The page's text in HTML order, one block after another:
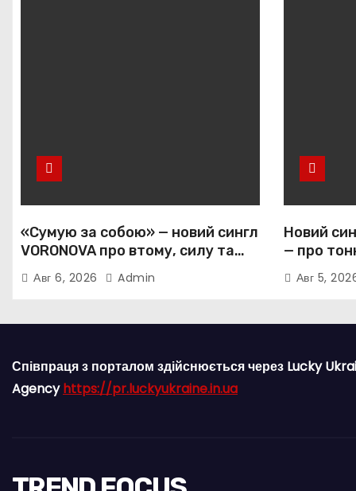
«Сумую за собою» — новий сингл
VORONOVA про втому, силу та
повернення до себе
Авг 6, 2026 Admin
Новий
— про
Авг 5,
Співпраця з порталом здійснюється через Lucky
Agencyhttps://pr.luckyukraine.in.ua